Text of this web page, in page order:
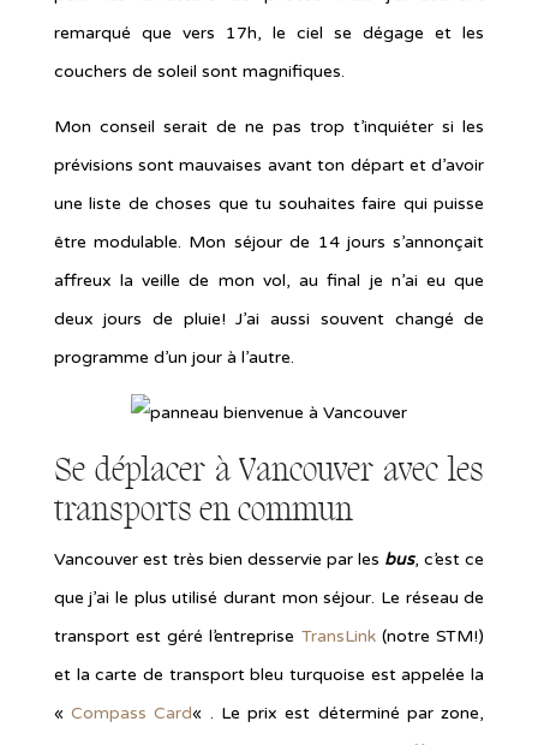
remarqué que vers 17h, le ciel se dégage et les
couchers de soleil sont magnifiques.
Mon conseil serait de ne pas trop t’inquiéter si les
prévisions sont mauvaises avant ton départ et d’avoir
une liste de choses que tu souhaites faire qui puisse
être modulable. Mon séjour de 14 jours s’annonçait
affreux la veille de mon vol, au final je n’ai eu que
deux jours de pluie! J’ai aussi souvent changé de
programme d’un jour à l’autre.
Se déplacer à Vancouver avec les
transports en commun
Vancouver est très bien desservie par les bus, c’est ce
que j’ai le plus utilisé durant mon séjour. Le réseau de
transport est géré l’entreprise TransLink(notre STM!)
et la carte de transport bleu turquoise est appelée la
«Compass Card« . Le prix est déterminé par zone,